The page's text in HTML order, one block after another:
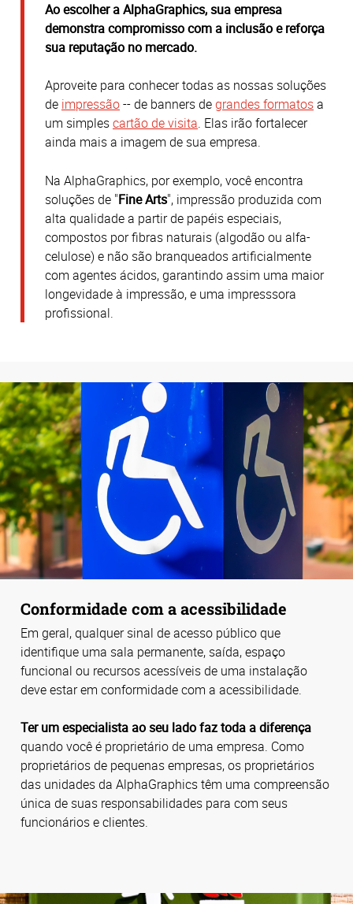
Ao escolher a AlphaGraphics, sua empresa
demonstra compromisso com a inclusão e reforça
sua reputação no mercado.
Aproveite para conhecer todas as nossas soluções
de impressão-- de banners degrandes formatosa
um simplescartão de visita. Elas irão fortalecer
ainda mais a imagem de sua empresa.
Na AlphaGraphics, por exemplo, você encontra
soluções de "Fine Arts", impressão produzida com
alta qualidade a partir de papéis especiais,
compostos por fibras naturais (algodão ou alfa-
celulose) e não são branqueados artificialmente
com agentes ácidos, garantindo assim uma maior
longevidade à impressão, e uma impresssora
profissional.
Conformidade com a acessibilidade
Em geral, qualquer sinal de acesso público que
identifique uma sala permanente, saída, espaço
funcional ou recursos acessíveis de uma instalação
deve estar em conformidade com a acessibilidade.
Ter um especialista ao seu lado faz toda a diferença
quando você é proprietário de uma empresa. Como
proprietários de pequenas empresas, os proprietários
das unidades da AlphaGraphics têm uma compreensão
única de suas responsabilidades para com seus
funcionários e clientes.